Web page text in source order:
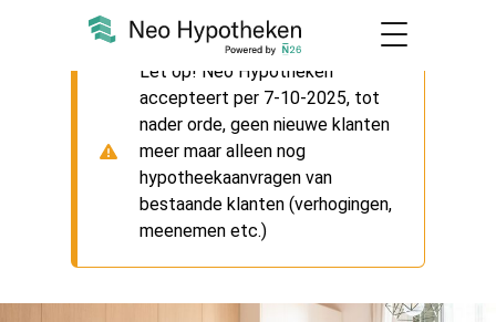
Let op! Neo Hypotheken
accepteert per 7-10-2025, tot
nader orde, geen nieuwe klanten
meer maar alleen nog
hypotheekaanvragen van
bestaande klanten (verhogingen,
meenemen etc.)